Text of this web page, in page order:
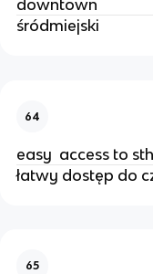
downtown
śródmiejski
64
easy  access to sth
łatwy dostęp do
65